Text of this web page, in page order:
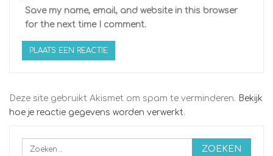
Save my name, email, and website in this browser
for the next time I comment.
Deze site gebruikt Akismet om spam te verminderen. Bekijk
hoe je reactie gegevens worden verwerkt.